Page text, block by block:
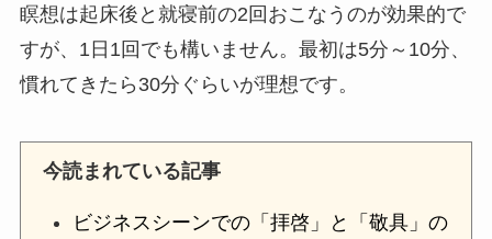
瞑想は起床後と就寝前の2回おこなうのが効果的で
すが、1日1回でも構いません。最初は5分～10分、
慣れてきたら30分ぐらいが理想です。
今読まれている記事
ビジネスシーンでの「拝啓」と「敬具」の